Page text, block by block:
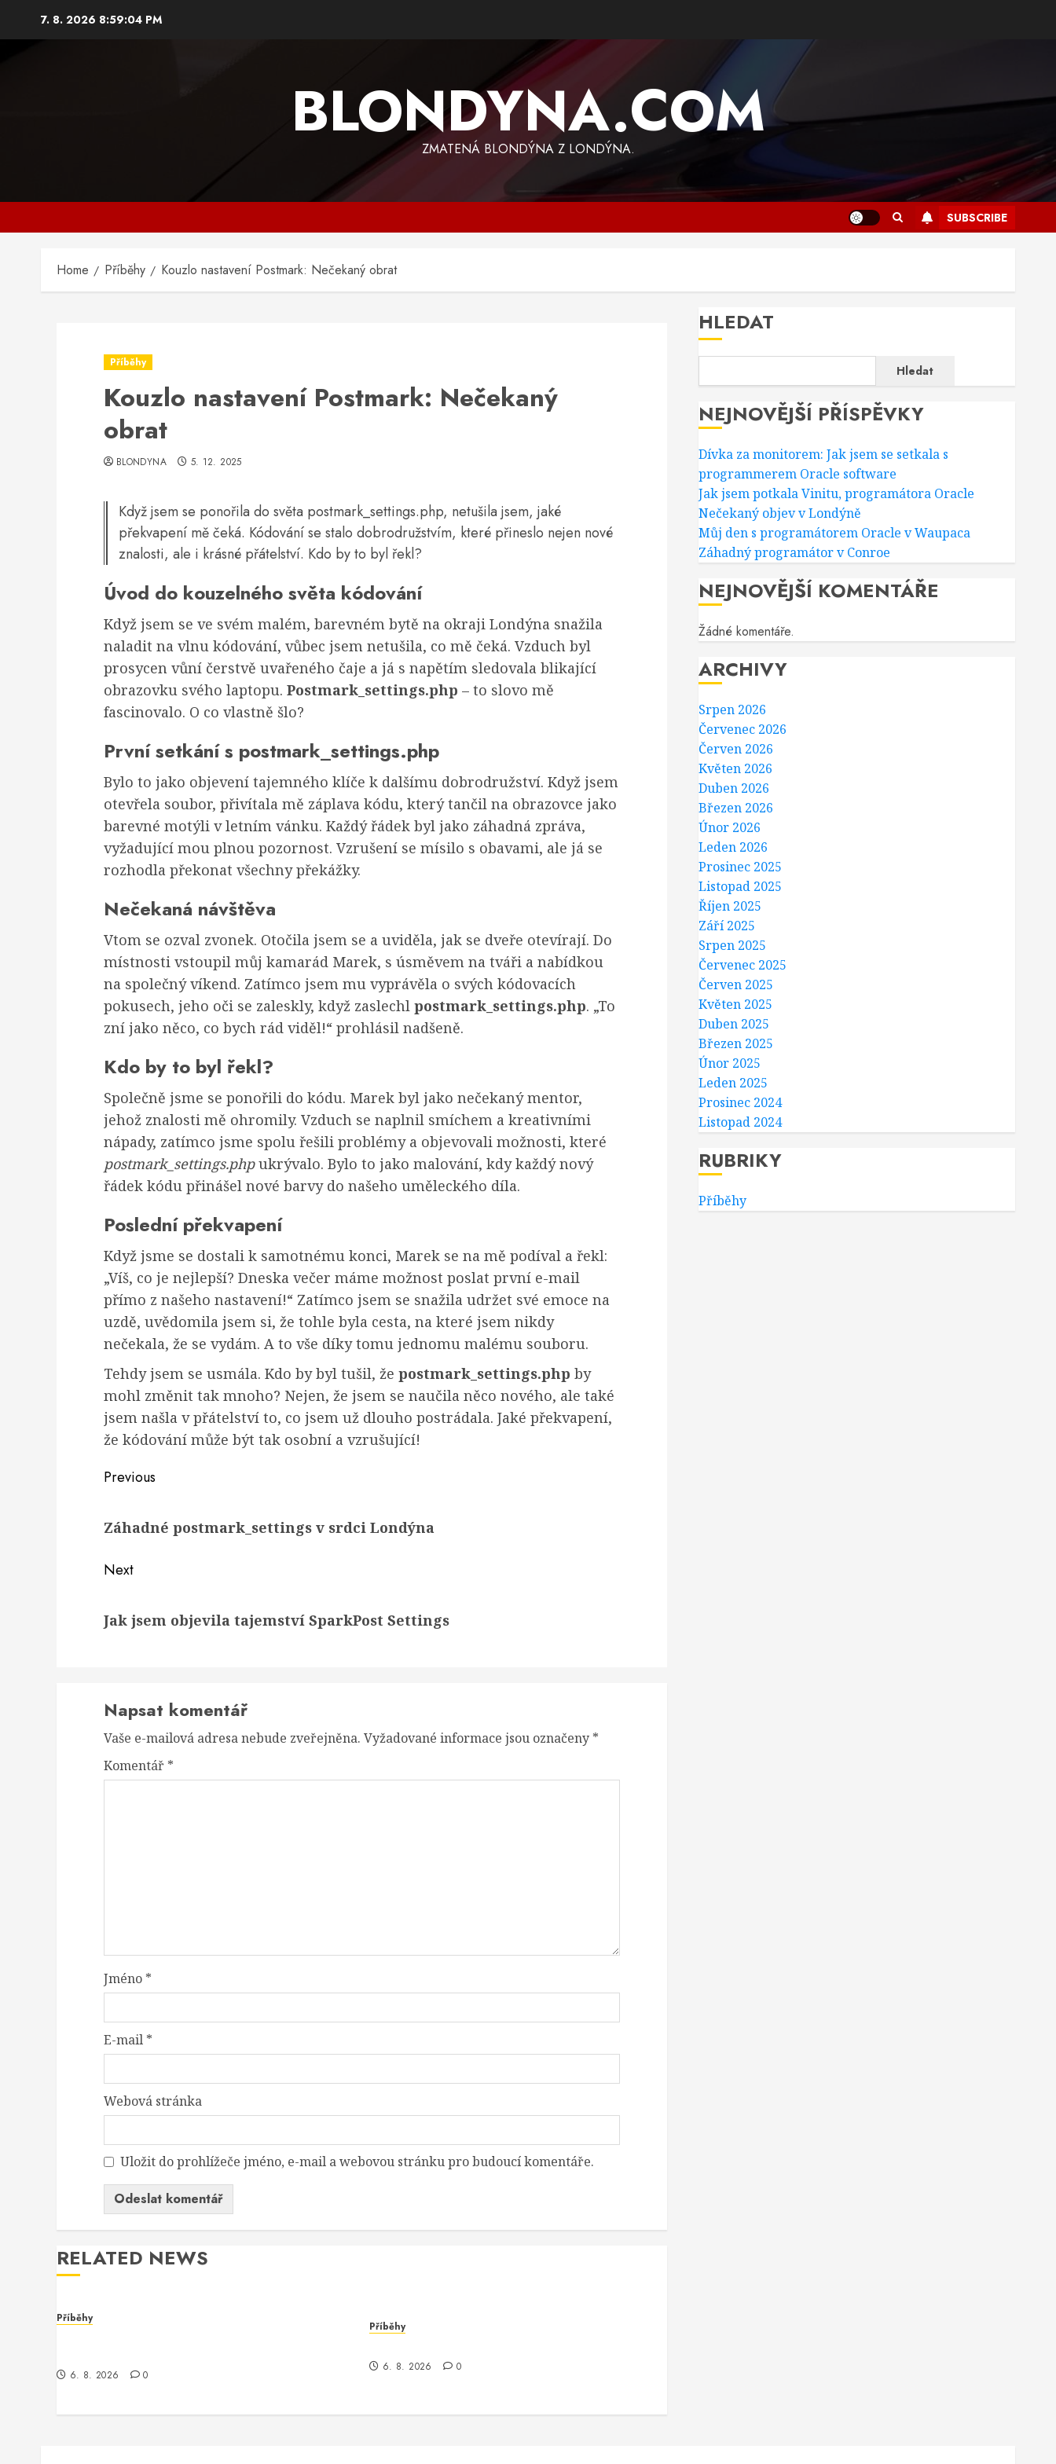
7. 8. 2026 8:59:05 PM
BLONDYNA.COM
ZMATENÁ BLONDÝNA Z LONDÝNA.
SUBSCRIBE
Home Příběhy Kouzlo nastavení Postmark: Nečekaný obrat
Příběhy
Kouzlo nastavení Postmark: Nečekaný
obrat
BLONDYNA 5. 12. 2025
Když jsem se ponořila do světa postmark_settings.php, netušila jsem, jaké
překvapení mě čeká. Kódování se stalo dobrodružstvím, které přineslo nejen nové
znalosti, ale i krásné přátelství. Kdo by to byl řekl?
Úvod do kouzelného světa kódování
Když jsem se ve svém malém, barevném bytě na okraji Londýna snažila
naladit na vlnu kódování, vůbec jsem netušila, co mě čeká. Vzduch byl
prosycen vůní čerstvě uvařeného čaje a já s napětím sledovala blikající
obrazovku svého laptopu. Postmark_settings.php – to slovo mě
fascinovalo. O co vlastně šlo?
První setkání s postmark_settings.php
Bylo to jako objevení tajemného klíče k dalšímu dobrodružství. Když jsem
otevřela soubor, přivítala mě záplava kódu, který tančil na obrazovce jako
barevné motýli v letním vánku. Každý řádek byl jako záhadná zpráva,
vyžadující mou plnou pozornost. Vzrušení se mísilo s obavami, ale já se
rozhodla překonat všechny překážky.
Nečekaná návštěva
Vtom se ozval zvonek. Otočila jsem se a uviděla, jak se dveře otevírají. Do
místnosti vstoupil můj kamarád Marek, s úsměvem na tváři a nabídkou
na společný víkend. Zatímco jsem mu vyprávěla o svých kódovacích
pokusech, jeho oči se zaleskly, když zaslechl postmark_settings.php. „To
zní jako něco, co bych rád viděl!“ prohlásil nadšeně.
Kdo by to byl řekl?
Společně jsme se ponořili do kódu. Marek byl jako nečekaný mentor,
jehož znalosti mě ohromily. Vzduch se naplnil smíchem a kreativními
nápady, zatímco jsme spolu řešili problémy a objevovali možnosti, které
postmark_settings.phpukrývalo. Bylo to jako malování, kdy každý nový
řádek kódu přinášel nové barvy do našeho uměleckého díla.
Poslední překvapení
Když jsme se dostali k samotnému konci, Marek se na mě podíval a řekl:
„Víš, co je nejlepší? Dneska večer máme možnost poslat první e-mail
přímo z našeho nastavení!“ Zatímco jsem se snažila udržet své emoce na
uzdě, uvědomila jsem si, že tohle byla cesta, na které jsem nikdy
nečekala, že se vydám. A to vše díky tomu jednomu malému souboru.
Tehdy jsem se usmála. Kdo by byl tušil, že postmark_settings.php by
mohl změnit tak mnoho? Nejen, že jsem se naučila něco nového, ale také
jsem našla v přátelství to, co jsem už dlouho postrádala. Jaké překvapení,
že kódování může být tak osobní a vzrušující!
Post
Previous
post:
Záhadné postmark_settings v srdci Londýna
Next
post:
Jak jsem objevila tajemství SparkPost Settings
Napsat komentář
Vaše e-mailová adresa nebude zveřejněna. Vyžadované informace jsou označeny *
Komentář *
Jméno *
E-mail *
Webová stránka
Uložit do prohlížeče jméno, e-mail a webovou stránku pro budoucí komentáře.
RELATED NEWS
Příběhy
6. 8. 2026 0
Příběhy
6. 8. 2026 0
HLEDAT
Hledat
NEJNOVĚJŠÍ PŘÍSPĚVKY
Dívka za monitorem: Jak jsem se setkala s
programmerem Oracle software
Jak jsem potkala Vinitu, programátora Oracle
Nečekaný objev v Londýně
Můj den s programátorem Oracle v Waupaca
Záhadný programátor v Conroe
NEJNOVĚJŠÍ KOMENTÁŘE
Žádné komentáře.
ARCHIVY
Srpen 2026
Červenec 2026
Červen 2026
Květen 2026
Duben 2026
Březen 2026
Únor 2026
Leden 2026
Prosinec 2025
Listopad 2025
Říjen 2025
Září 2025
Srpen 2025
Červenec 2025
Červen 2025
Květen 2025
Duben 2025
Březen 2025
Únor 2025
Leden 2025
Prosinec 2024
Listopad 2024
RUBRIKY
Příběhy